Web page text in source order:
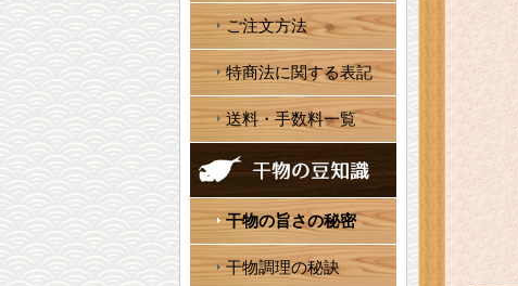
ご注文方法
特商法に関する表記
送料・手数料一覧
干物の旨さの秘密
干物調理の秘訣